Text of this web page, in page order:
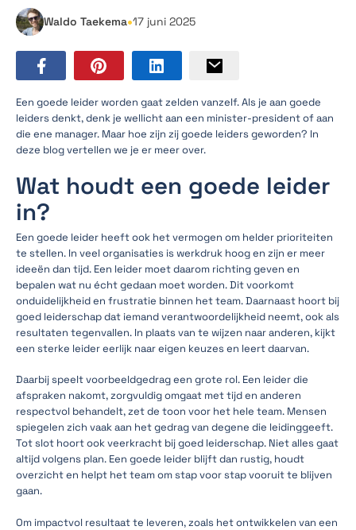
Waldo Taekema•17 juni 2025
Een goede leider worden gaat zelden vanzelf. Als je aan goede
leiders denkt, denk je wellicht aan een minister-president of aan
die ene manager. Maar hoe zijn zij goede leiders geworden? In
deze blog vertellen we je er meer over.
Wat houdt een goede leider
in?
Een goede leider heeft ook het vermogen om helder prioriteiten
te stellen. In veel organisaties is werkdruk hoog en zijn er meer
ideeën dan tijd. Een leider moet daarom richting geven en
bepalen wat nu écht gedaan moet worden. Dit voorkomt
onduidelijkheid en frustratie binnen het team. Daarnaast hoort bij
goed leiderschap dat iemand verantwoordelijkheid neemt, ook als
resultaten tegenvallen. In plaats van te wijzen naar anderen, kijkt
een sterke leider eerlijk naar eigen keuzes en leert daarvan.
Daarbij speelt voorbeeldgedrag een grote rol. Een leider die
afspraken nakomt, zorgvuldig omgaat met tijd en anderen
respectvol behandelt, zet de toon voor het hele team. Mensen
spiegelen zich vaak aan het gedrag van degene die leidinggeeft.
Tot slot hoort ook veerkracht bij goed leiderschap. Niet alles gaat
altijd volgens plan. Een goede leider blijft dan rustig, houdt
overzicht en helpt het team om stap voor stap vooruit te blijven
gaan.
Om impactvol resultaat te leveren, zoals het ontwikkelen van een